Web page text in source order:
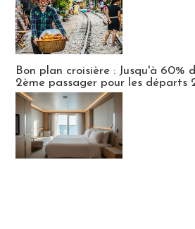
Bon plan croisière : Jusqu'à 60%
2ème passager pour les départs